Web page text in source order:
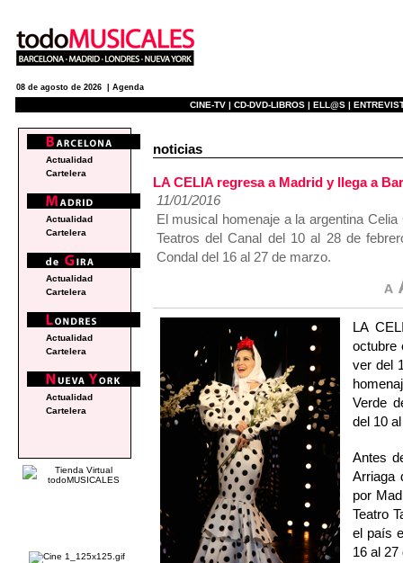
08 de agosto de 2026 | Agenda
CINE-TV | CD-DVD-LIBROS | ELL@S |
noticias
LA CELIA regresa a Madrid y llega a
11/01/2016
El musical homenaje a la argentina
Teatros del Canal del 10 al 28 de
Condal del 16 al 27 de marzo.
LA
octubre
ver del
Verde
del 10
Antes
Arriaga
por
Teatro
el país
16 al
Actualidad
Cartelera
Actualidad
Cartelera
Actualidad
Cartelera
Actualidad
Cartelera
Actualidad
Cartelera